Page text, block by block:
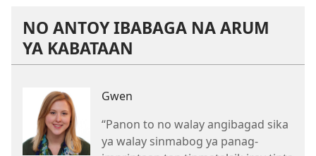
NO ANTOY IBABAGA NA ARUM
YA KABATAAN
Gwen
“Panon to no walay angibagad sika
ya walay sinmabog ya panag-